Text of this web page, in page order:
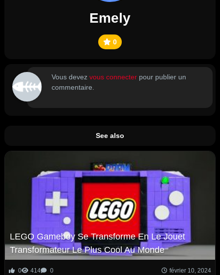
Emely
0
Vous devez vous connecterpour publier un
commentaire.
See also
LEGO Gameboy Se Transforme En Le Jouet
Transformateur Le Plus Cool Au Monde
0 414 0 février 10, 2024